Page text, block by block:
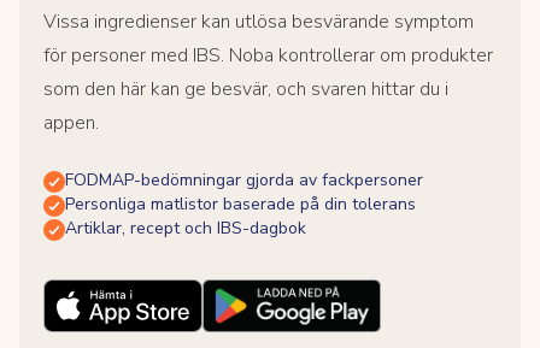
Vissa ingredienser kan utlösa besvärande symptom
för personer med IBS. Noba kontrollerar om produkter
som den här kan ge besvär, och svaren hittar du i
appen.
FODMAP-bedömningar gjorda av fackpersoner
Personliga matlistor baserade på din tolerans
Artiklar, recept och IBS-dagbok